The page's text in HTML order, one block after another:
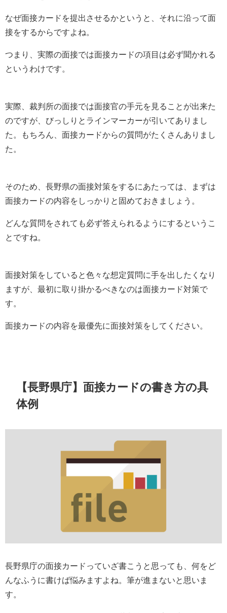
なぜ面接カードを提出させるかというと、それに沿って面
接をするからですよね。
つまり、実際の面接では面接カードの項目は必ず聞かれる
というわけです。
実際、裁判所の面接では面接官の手元を見ることが出来た
のですが、びっしりとラインマーカーが引いてありまし
た。もちろん、面接カードからの質問がたくさんありまし
た。
そのため、長野県の面接対策をするにあたっては、まずは
面接カードの内容をしっかりと固めておきましょう。
どんな質問をされても必ず答えられるようにするというこ
とですね。
面接対策をしていると色々な想定質問に手を出したくなり
ますが、最初に取り掛かるべきなのは面接カード対策で
す。
面接カードの内容を最優先に面接対策をしてください。
【長野県庁】面接カードの書き方の具
体例
長野県庁の面接カードっていざ書こうと思っても、何をど
んなふうに書けば悩みますよね。筆が進まないと思いま
す。